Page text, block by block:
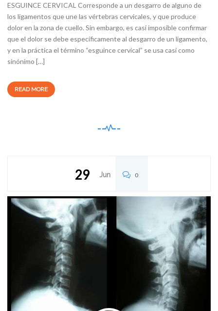
ESGUINCE CERVICAL Corresponde a un desgarro de alguno de
los ligamentos que une las vértebras cervicales, y que produce
dolor en la zona de cuello. Sin embargo, es casi imposible confirmar
que el dolor se debe específicamente al desgarro de un ligamento,
y en la práctica el término “esguince cervical” se usa casi como
sinónimo […]
READ MORE
29 Jun 0